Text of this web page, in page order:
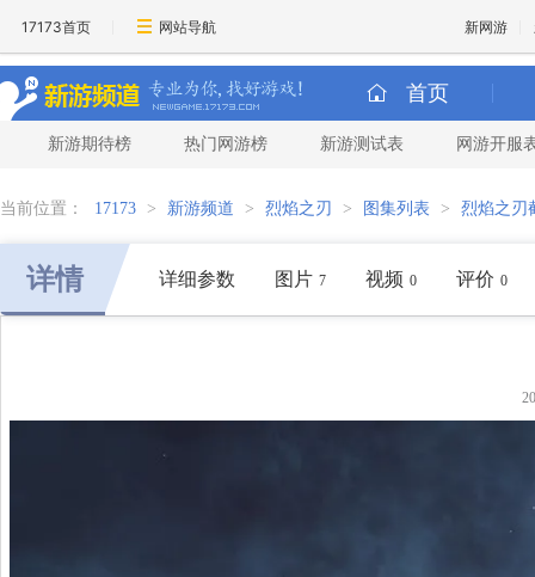
17173首页 网站导航 新网游
首页
新游期待榜 热门网游榜 新游测试表 网游开服
当前位置： 17173 > 新游频道 > 烈焰之刃 > 图集列表 > 烈焰之刃
详情 详细参数 图片 7 视频 0 评价 0